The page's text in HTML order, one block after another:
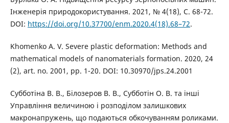
Інженерія природокористування. 2021, № 4(18), С. 68-72.
DOI: https://doi.org/10.37700/enm.2020.4(18).68–72.
Khomenko A. V. Severe plastic deformation: Methods and
mathematical models of nanomaterials formation. 2020, 24
(2), art. no. 2001, pp. 1-20. DOI: 10.30970/jps.24.2001
Cубботіна В. В., Білозеров В. В., Cубботін О. В. та інші
Управління величиною і розподілом залишкових
макронапружень, що подаються обкочуванням роликами.